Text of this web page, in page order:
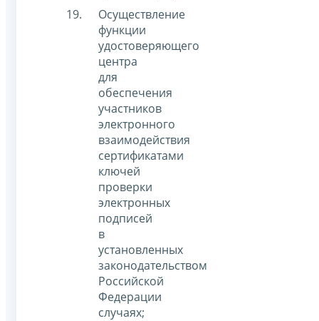
Осуществление
функции
удостоверяющего
центра
для
обеспечения
участников
электронного
взаимодействия
сертификатами
ключей
проверки
электронных
подписей
в
установленных
законодательством
Российской
Федерации
случаях;